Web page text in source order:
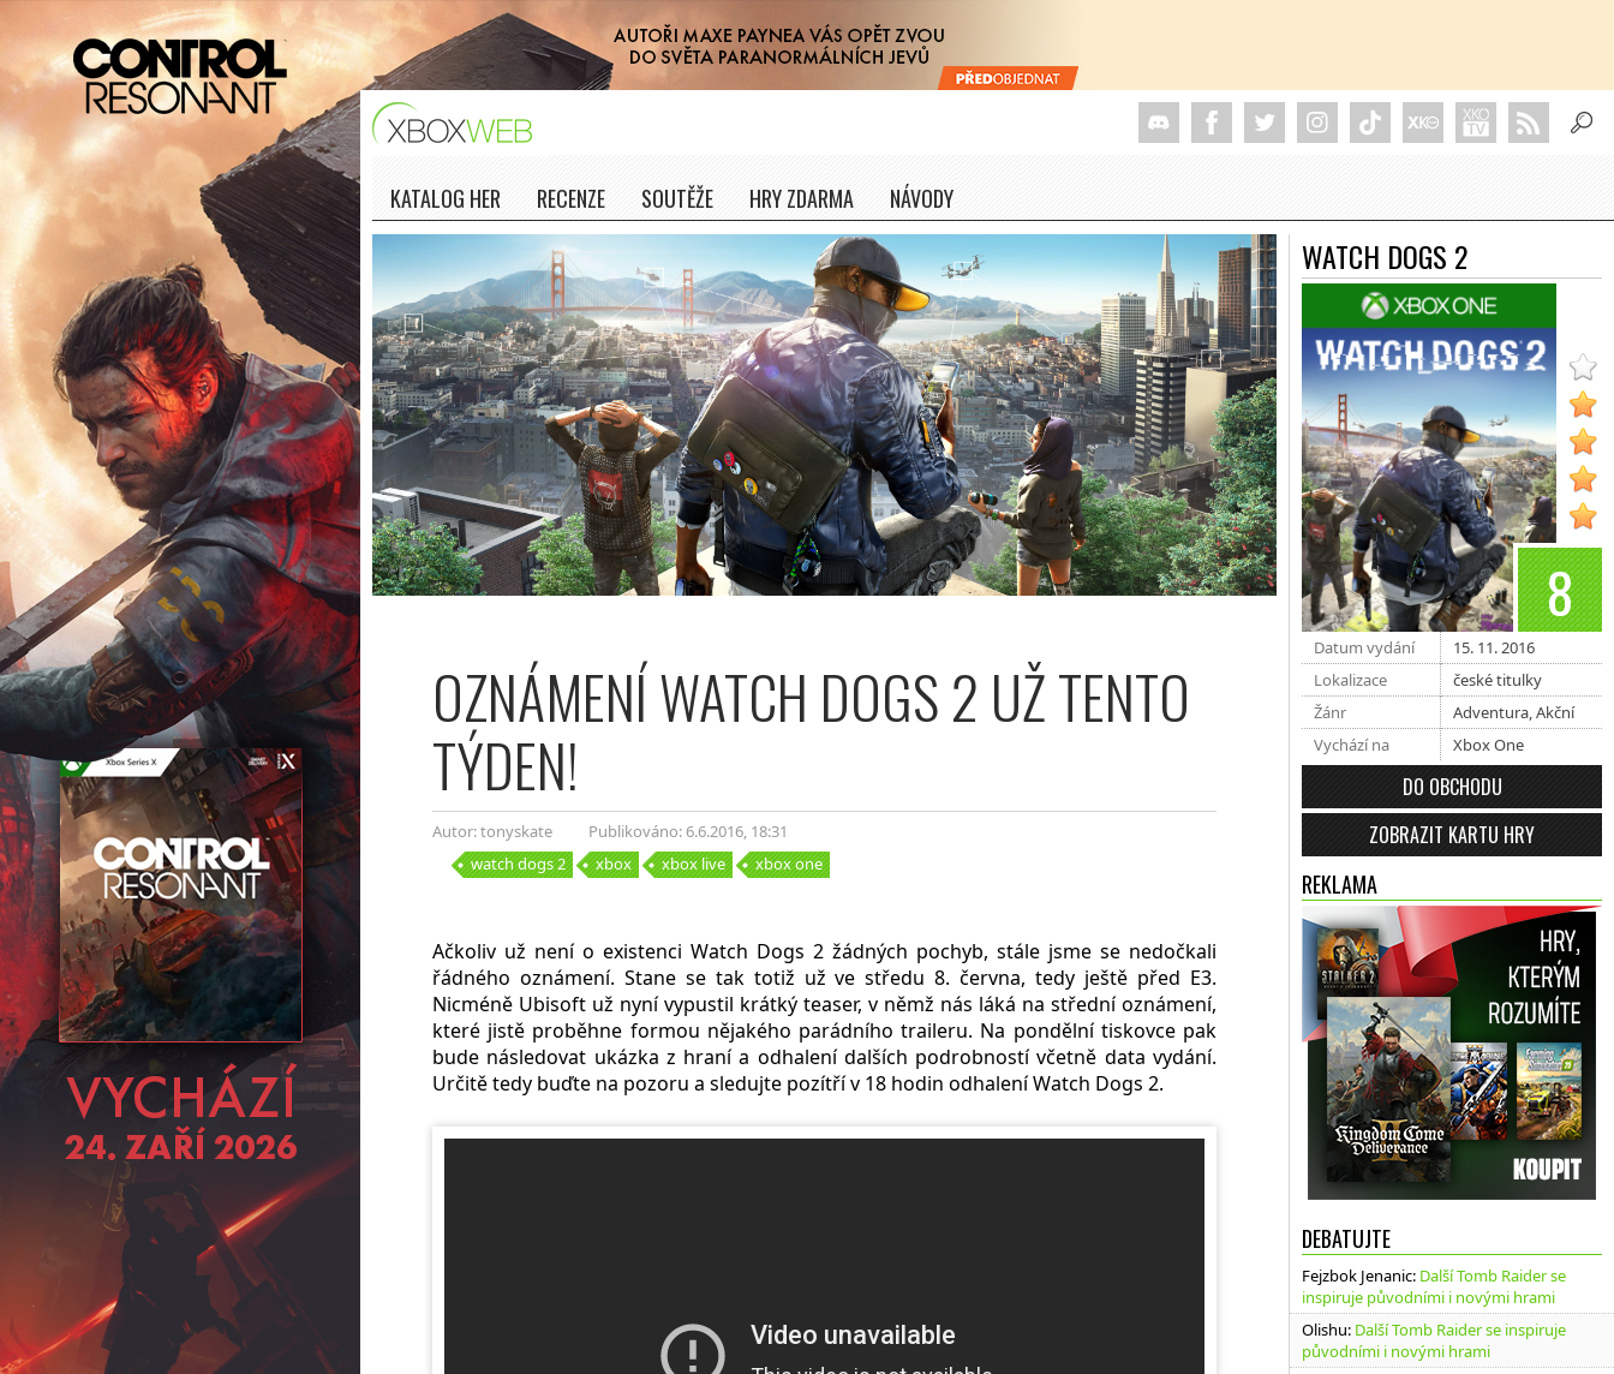
KATALOG HER RECENZE SOUTĚŽE HRY ZDARMA NÁVODY
WATCH DOGS 2
8
Datum vydání
15. 11. 2016
Lokalizace
české titulky
Žánr
Adventura,Akční
Vychází na
Xbox One
DO OBCHODU
ZOBRAZIT KARTU HRY
REKLAMA
DEBATUJTE
Fejzbok Jenanic: Další Tomb Raider se
inspiruje původními i novými hrami
Olishu: Další Tomb Raider se inspiruje
původními i novými hrami
OZNÁMENÍ WATCH DOGS 2 UŽ TENTO
TÝDEN!
Autor: tonyskate Publikováno: 6.6.2016, 18:31
watch dogs 2
xbox xbox live xbox one
Ačkoliv už není o existenci Watch Dogs 2 žádných pochyb, stále jsme se nedočkali
řádného oznámení. Stane se tak totiž už ve středu 8. června, tedy ještě před E3.
Nicméně Ubisoft už nyní vypustil krátký teaser, v němž nás láká na střední oznámení,
které jistě proběhne formou nějakého parádního traileru. Na pondělní tiskovce pak
bude následovat ukázka z hraní a odhalení dalších podrobností včetně data vydání.
Určitě tedy buďte na pozoru a sledujte pozítří v 18 hodin odhalení Watch Dogs 2.